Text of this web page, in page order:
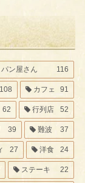
パン屋さん 116
108 カフェ 91
62 行列店 52
39 難波 37
27 洋食 24
ステーキ 22